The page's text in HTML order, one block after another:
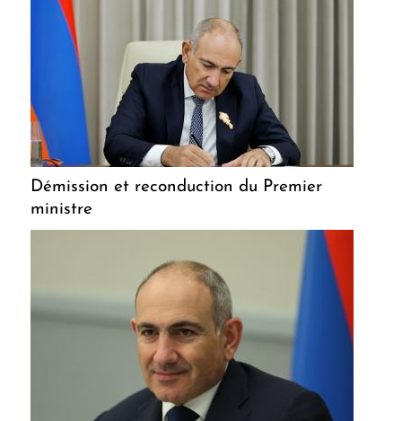
Démission et reconduction du Premier
ministre